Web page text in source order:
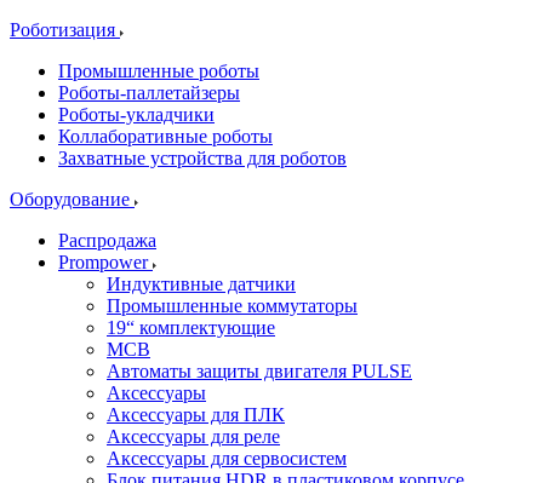
Роботизация
Промышленные роботы
Роботы-паллетайзеры
Роботы-укладчики
Коллаборативные роботы
Захватные устройства для роботов
Оборудование
Распродажа
Prompower
Индуктивные датчики
Промышленные коммутаторы
19“ комплектующие
MCB
Автоматы защиты двигателя PULSE
Аксессуары
Аксессуары для ПЛК
Аксессуары для реле
Аксессуары для сервосистем